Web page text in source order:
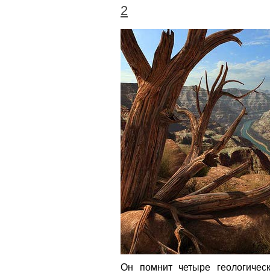
2
Он помнит четыре